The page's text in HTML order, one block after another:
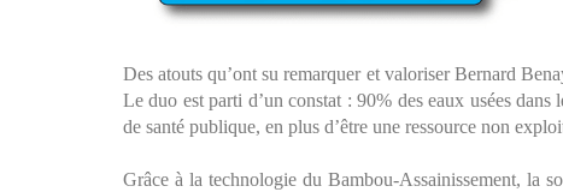
Des atouts qu’ont su remarquer et valoriser Bernard
Le duo est parti d’un constat : 90% des eaux usées
de santé publique, en plus d’être une ressource non
Grâce à la technologie du Bambou-Assainissement, la